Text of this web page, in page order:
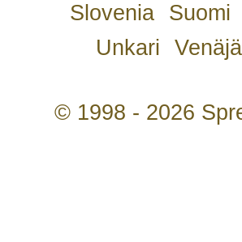
Slovenia
Suomi
Unkari
Venäjä
© 1998 - 2026